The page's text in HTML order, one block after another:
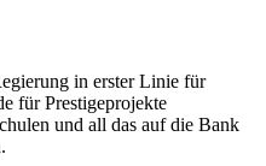
in erster Linie für
für Prestigeprojekte
und all das auf die Bank